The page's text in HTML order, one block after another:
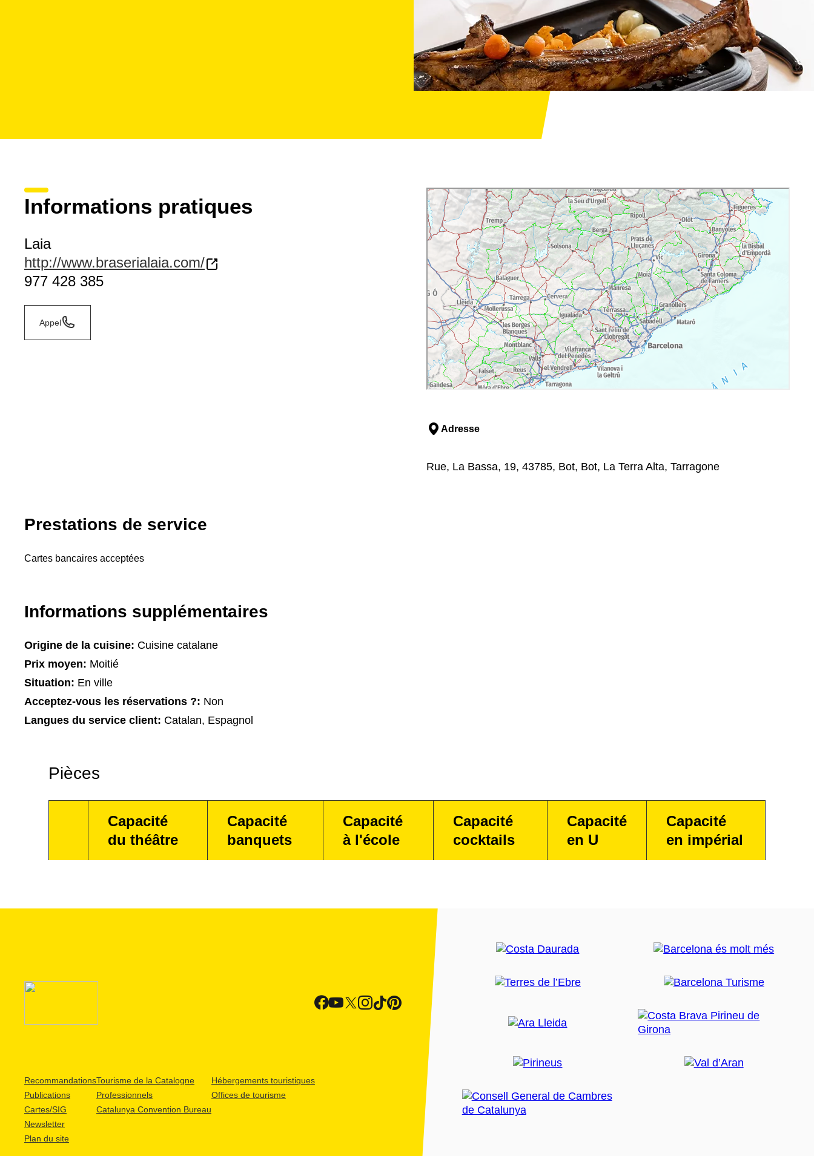
Informations pratiques
Laia
http://www.braserialaia.com/
977 428 385
Appel
Adresse
Rue, La Bassa, 19, 43785, Bot, Bot, La Terra Alta, Tarragone
Prestations de service
Cartes bancaires acceptées
Informations supplémentaires
Origine de la cuisine: Cuisine catalane
Prix moyen: Moitié
Situation: En ville
Acceptez-vous les réservations ?: Non
Langues du service client: Catalan, Espagnol
Pièces
Capacité
du théâtre
Capacité
banquets
Capacité
à l'école
Capacité
cocktails
Capacité
en U
Capacité
en impérial
Recommandations
Publications
Cartes/SIG
Newsletter
Plan du site
Tourisme de la Catalogne
Professionnels
Catalunya Convention Bureau
Hébergements touristiques
Offices de tourisme